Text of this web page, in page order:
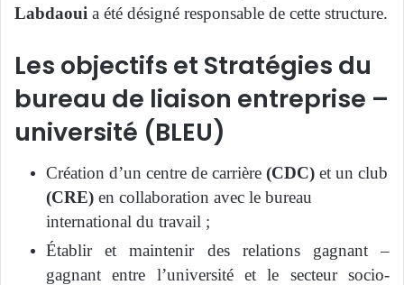
Labdaoui a été désigné responsable de cette structure.
Les objectifs et Stratégies du
bureau de liaison entreprise –
université (BLEU)
Création d’un centre de carrière (CDC) et un club
(CRE) en collaboration avec le bureau
international du travail ;
Établir et maintenir des relations gagnant –
gagnant entre l’université et le secteur socio-